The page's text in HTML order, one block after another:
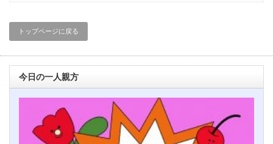
トップページに戻る
今日の一人親方